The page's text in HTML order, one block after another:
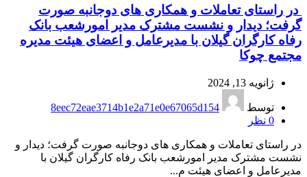
در راستای تعاملات و همکاری های دوجانبه صورت
گرفت؛ دیدار و نشست مشترک مدیر امورشعب بانک
رفاه کارگران گیلان با مدیرعامل و اعضای هیئت مدیره
مجتمع چوکا
ژانویه 13, 2024
توسط
8eec72eae3714b1e2a71e0e67065d154
0 نظر
در راستای تعاملات و همکاری های دوجانبه صورت گرفت؛ دیدار و
نشست مشترک مدیر امورشعب بانک رفاه کارگران گیلان با
مدیرعامل و اعضای هیئت م...